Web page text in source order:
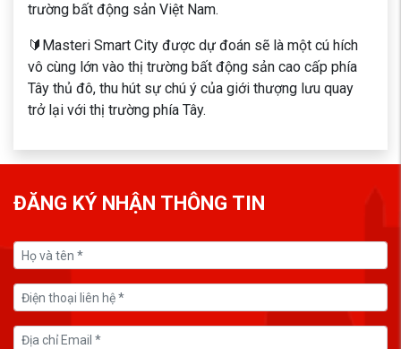
trường bất động sản Việt Nam.
🔰Masteri Smart City được dự đoán sẽ là một cú hích
vô cùng lớn vào thị trường bất động sản cao cấp phía
Tây thủ đô, thu hút sự chú ý của giới thượng lưu quay
trở lại với thị trường phía Tây.
ĐĂNG KÝ NHẬN THÔNG TIN